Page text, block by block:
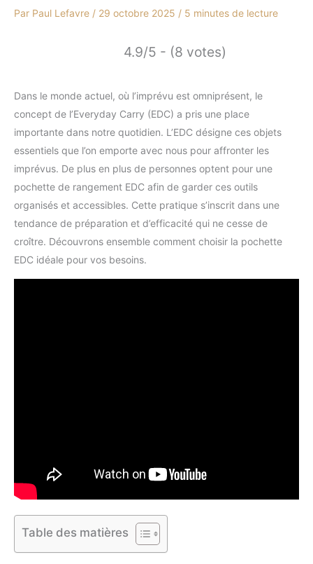
Par Paul Lefavre / 29 octobre 2025 / 5 minutes de lecture
4.9/5 - (8 votes)
Dans le monde actuel, où l’imprévu est omniprésent, le
concept de l’Everyday Carry (EDC) a pris une place
importante dans notre quotidien. L’EDC désigne ces objets
essentiels que l’on emporte avec nous pour affronter les
imprévus. De plus en plus de personnes optent pour une
pochette de rangement EDC afin de garder ces outils
organisés et accessibles. Cette pratique s’inscrit dans une
tendance de préparation et d’efficacité qui ne cesse de
croître. Découvrons ensemble comment choisir la pochette
EDC idéale pour vos besoins.
Table des matières